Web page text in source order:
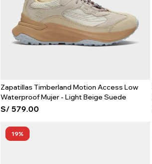
Zapatillas Timberland Motion Access Low
Waterproof Mujer - Light Beige Suede
S/ 579.00
19